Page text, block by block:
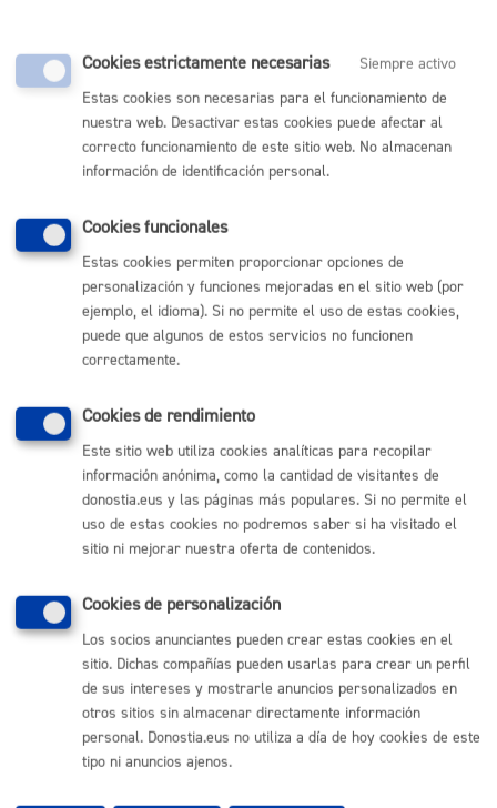
PRESENCIAL
TELÉFONO
MÁQUINA
Comunícate con el Ayuntamiento de Donostia / San
Sebastián
(gratuito desde Donostia / San Sebastián)
Buzón de la ciudadanía
Informar de un error en la web
Enlaces útiles
Ofertas de empleo
Sede electrónica
Mapas - GeoDonostia
Sala de prensa
Mapa web
Otras páginas web corporativas
Donostia Kirola
Cookies estrictamente necesarias
Siempre activo
Estas cookies son necesarias para el funcionamiento de
nuestra web. Desactivar estas cookies puede afectar al
correcto funcionamiento de este sitio web. No almacenan
información de identificación personal.
Cookies funcionales
Estas cookies permiten proporcionar opciones de
personalización y funciones mejoradas en el sitio web (por
ejemplo, el idioma). Si no permite el uso de estas cookies,
puede que algunos de estos servicios no funcionen
correctamente.
Cookies de rendimiento
Este sitio web utiliza cookies analíticas para recopilar
información anónima, como la cantidad de visitantes de
donostia.eus y las páginas más populares. Si no permite el
uso de estas cookies no podremos saber si ha visitado el
sitio ni mejorar nuestra oferta de contenidos.
Cookies de personalización
Los socios anunciantes pueden crear estas cookies en el
sitio. Dichas compañías pueden usarlas para crear un perfil
de sus intereses y mostrarle anuncios personalizados en
otros sitios sin almacenar directamente información
personal. Donostia.eus no utiliza a día de hoy cookies de este
tipo ni anuncios ajenos.